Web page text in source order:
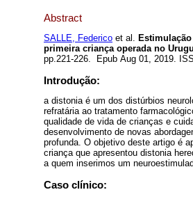
Abstract
SALLE, Federico et al.
primeira criança operada no
pp.221-226. Epub Aug 01, 2019.
Introdução:
a distonia é um dos distúrbios
refratária ao tratamento
qualidade de vida de crianças e
desenvolvimento de novas
profunda. O objetivo deste artigo é
criança que apresentou distonia
a quem inserimos um
Caso clínico: